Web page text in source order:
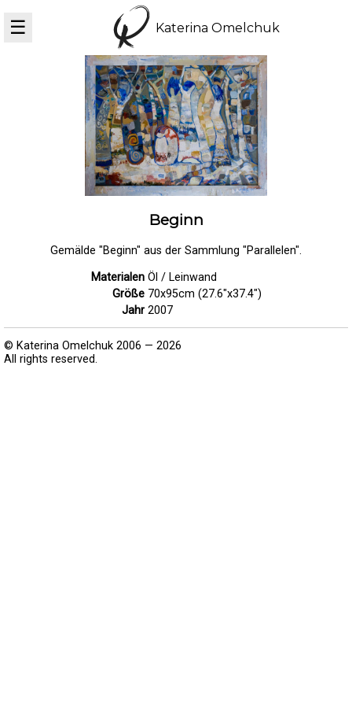
☰ Katerina Omelchuk
Beginn
Gemälde "Beginn" aus der Sammlung "Parallelen".
Materialen Öl / Leinwand
Größe 70x95cm (27.6"x37.4")
Jahr 2007
© Katerina Omelchuk 2006 — 2026
All rights reserved.